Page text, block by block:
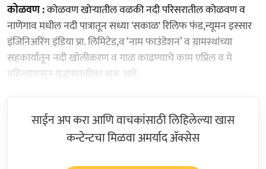
कोळवण :कोळवण खोऱ्यातील वळकी नदी परिसरातील कोळवण व
नाणेगाव मधील नदी पात्रातून सध्या 'सकाळ' रिलिफ फंड,न्यूमन इस्सार
इंजिनिअरिंग इंडिया प्रा. लिमिटेड,व ‘नाम फाउंडेशन’ व ग्रामस्थांच्या
सहकार्यातून नदी खोलीकरण व गाळ काढण्याचे काम एप्रिल व मे
महिन्यापासून युद्धपातळीवर सुरू आहे.
साईन अप करा आणि वाचकांसाठी लिहिलेल्या खास
कन्टेन्टचा मिळवा अमर्याद ॲक्सेस